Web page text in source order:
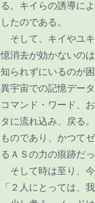
る。キイらの誘導に
したのである。
そして、キイやユ
憶消去が効かないの
知られずにいるのが
異宇宙での記憶デー
コマンド・ワード、
タに流れ込み、戻る
ものであり、かつて
るＡＳの力の痕跡だっ
そして時は至り、今
「２人にとっては、